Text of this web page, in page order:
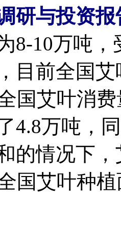
研与投资报
8-10万吨
目前全国
国艾叶消
4.8万吨，
的情况下
国艾叶种